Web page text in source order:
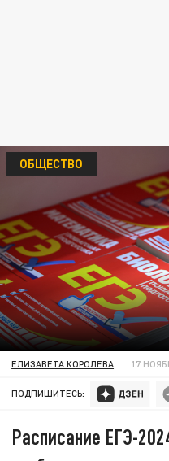
ОБЩЕСТВО
ЕЛИЗАВЕТА КОРОЛЕВА 17
ПОДПИШИТЕСЬ:
Расписание ЕГЭ-